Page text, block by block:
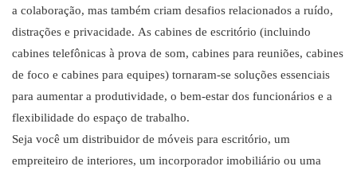
8. Cabines Persy
9.BUSYPOD
10. YOUSEN
a colaboração, mas também criam desafios relacionados a ruído,
distrações e privacidade. As cabines de escritório (incluindo
cabines telefônicas à prova de som, cabines para reuniões, cabines
de foco e cabines para equipes) tornaram-se soluções essenciais
para aumentar a produtividade, o bem-estar dos funcionários e a
flexibilidade do espaço de trabalho.
Seja você um distribuidor de móveis para escritório, um
empreiteiro de interiores, um incorporador imobiliário ou uma